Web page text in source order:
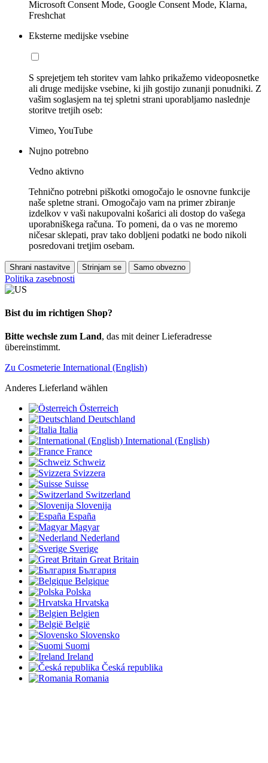
Microsoft Consent Mode, Google Consent Mode, Klarna,
Freshchat
Eksterne medijske vsebine
S sprejetjem teh storitev vam lahko prikažemo videoposnetke
ali druge medijske vsebine, ki jih gostijo zunanji ponudniki. Z
vašim soglasjem na tej spletni strani uporabljamo naslednje
storitve tretjih oseb:
Vimeo, YouTube
Nujno potrebno
Vedno aktivno
Tehnično potrebni piškotki omogočajo le osnovne funkcije
naše spletne strani. Omogočajo vam na primer zbiranje
izdelkov v vaši nakupovalni košarici ali dostop do vašega
uporabniškega računa. To pomeni, da o vas ne moremo
ničesar sklepati, prav tako dobljeni podatki ne bodo nikoli
posredovani tretjim osebam.
Shrani nastavitve Strinjam se Samo obvezno
Politika zasebnosti
Bist du im richtigen Shop?
Bitte wechsle zum Land, das mit deiner Lieferadresse
übereinstimmt.
Zu Cosmeterie International (English)
Anderes Lieferland wählen
Österreich
Deutschland
Italia
International (English)
France
Schweiz
Svizzera
Suisse
Switzerland
Slovenija
España
Magyar
Nederland
Sverige
Great Britain
България
Belgique
Polska
Hrvatska
Belgien
België
Slovensko
Suomi
Ireland
Česká republika
Romania